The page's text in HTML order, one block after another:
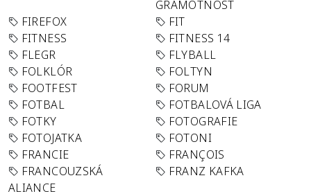
GRAMOTNOST
FIREFOX
FIT
FITNESS
FITNESS 14
FLEGR
FLYBALL
FOLKLÓR
FOLTYN
FOOTFEST
FORUM
FOTBAL
FOTBALOVÁ LIGA
FOTKY
FOTOGRAFIE
FOTOJATKA
FOTONI
FRANCIE
FRANÇOIS
FRANCOUZSKÁ
ALIANCE
FRANZ KAFKA